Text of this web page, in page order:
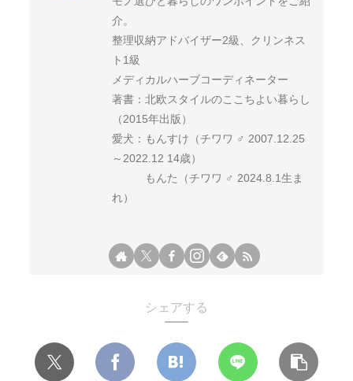
介。
整理収納アドバイザー2級、クリンネス
ト1級
メディカルハーブコーディネーター
著書：北欧スタイルのここちよい暮らし
（2015年出版）
愛犬：もんすけ（チワワ ♂ 2007.12.25
～2022.12 14歳）
もんた（チワワ ♂ 2024.8.1生ま
れ）
シェアする